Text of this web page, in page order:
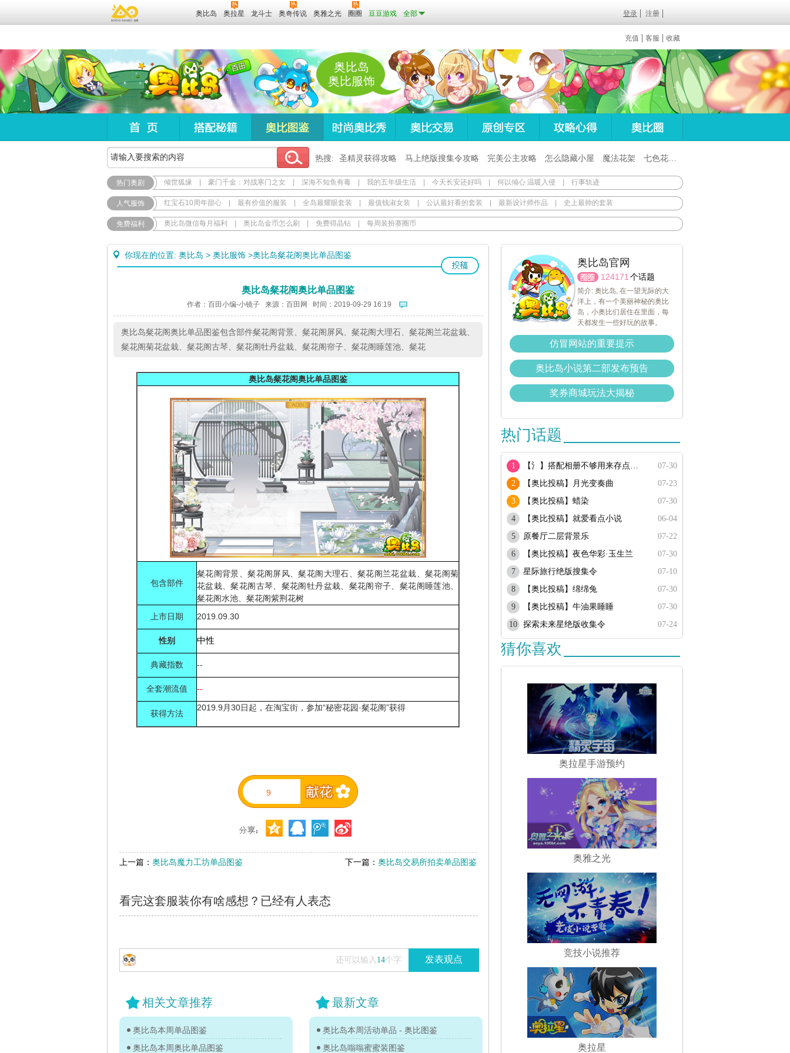
奥比岛 奥拉星 龙斗士 奥奇传说 奥雅之光 圈圈 豆豆游戏 全部 登录 注册
充值 客服 收藏
奥比岛
奥比服饰
热搜: 圣精灵获得攻略 马上绝版搜集令攻略 完美公主攻略 怎么隐藏小屋 魔法花架 七色花在哪
热门奥剧 倾世狐缘 豪门千金：对战寒门之女 深海不知鱼有毒 我的五年级生活 今天长安还好吗 何以倾心 温暖入侵 行事轨迹
人气服饰 红宝石10周年甜心 最有价值的服装 全岛最耀眼套装 最值钱淑女装 公认最好看的套装 最新设计师作品 史上最帅的套装
免费福利 奥比岛微信每月福利 奥比岛金币怎么刷 免费得晶钻 每周装扮赛圈币
你现在的位置: 奥比岛 > 奥比服饰 >奥比岛粲花阁奥比单品图鉴
奥比岛粲花阁奥比单品图鉴
作者：百田小编-小镜子 来源： 百田网 时间：2019-09-29 16:19
奥比岛粲花阁奥比单品图鉴包含部件粲花阁背景、粲花阁屏风、粲花阁大理石、粲花阁兰花盆栽、
粲花阁菊花盆栽、粲花阁古琴、粲花阁牡丹盆栽、粲花阁帘子、粲花阁睡莲池、粲花
奥比岛粲花阁奥比单品图鉴
包含部件
粲花阁背景、粲花阁屏风、粲花阁大理石、粲花阁兰花盆栽、粲花阁菊
花盆栽、粲花阁古琴、粲花阁牡丹盆栽、粲花阁帘子、粲花阁睡莲池、
粲花阁水池、粲花阁紫荆花树
上市日期
2019.09.30
性别 中性
典藏指数 --
全套潮流值 --
获得方法
2019. 9月30日起，在淘宝街，参加“秘密花园·粲花阁”获得
9
上一篇： 奥比岛魔力工坊单品图鉴 下一篇： 奥比岛交易所拍卖单品图鉴
看完这套服装你有啥感想？已经有人表态
还可以输入 14个字 发表观点
相关文章推荐
奥比岛本周单品图鉴
奥比岛本周奥比单品图鉴
最新文章
奥比岛本周活动单品 - 奥比图鉴
奥比岛嗡嗡蜜蜜装图鉴
奥比岛官网
124171 个话题
简介: 奥比岛, 在一望无际的大
洋上，有一个美丽神秘的奥比
岛，小奥比们居住在里面，每
天都发生一些好玩的故事。
仿冒网站的重要提示
奥比岛小说第二部发布预告
奖券商城玩法大揭秘
热门话题
1 【氵】搭配相册不够用来存点搭配
07-30
2
【奥比投稿】月光变奏曲
07-23
3
【奥比投稿】蜡染
07-30
4
【奥比投稿】就爱看点小说
06-04
5
原餐厅二层背景乐
07-22
6
【奥比投稿】夜色华彩·玉生兰
07-30
7
星际旅行绝版搜集令
07-10
8
【奥比投稿】绵绵兔
07-30
9
【奥比投稿】牛油果睡睡
07-30
10
探索未来星绝版收集令 07-24
猜你喜欢
奥拉星手游预约
奥雅之光
竞技小说推荐
奥拉星